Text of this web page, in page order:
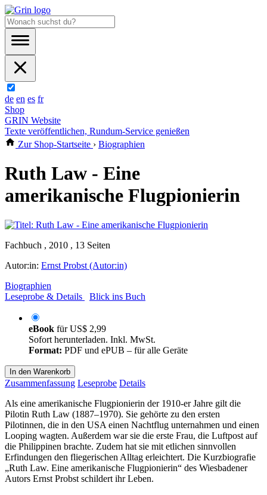
de en es fr
Shop
GRIN Website
Texte veröffentlichen, Rundum-Service genießen
Zur Shop-Startseite › Biographien
Ruth Law - Eine
amerikanische Flugpionierin
Fachbuch , 2010 , 13 Seiten
Autor:in: Ernst Probst (Autor:in)
Biographien
Leseprobe & Details
Blick ins Buch
eBook fürUS$ 2,99
Sofort herunterladen. Inkl. MwSt.
Format: PDF und ePUB – für alle Geräte
In den Warenkorb
Zusammenfassung Leseprobe Details
Als eine amerikanische Flugpionierin der 1910-er Jahre gilt die
Pilotin Ruth Law (1887–1970). Sie gehörte zu den ersten
Pilotinnen, die in den USA einen Nachtflug unternahmen und einen
Looping wagten. Außerdem war sie die erste Frau, die Luftpost auf
die Philippinen brachte. Zudem hat sie mit etlichen sinnvollen
Erfindungen den fliegerischen Alltag erleichtert. Die Kurzbiografie
„Ruth Law. Eine amerikanische Flugpionierin“ des Wiesbadener
Autors Ernst Probst schildert ihr Leben.